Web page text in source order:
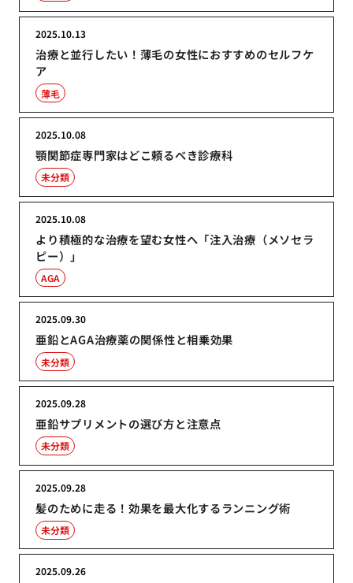
治療と並行したい！薄毛の女性におすすめのセルフケ
ア
2025.10.13
薄毛
顎関節症専門家はどこ頼るべき診療科
2025.10.08
未分類
より積極的な治療を望む女性へ「注入治療（メソセラ
ピー）」
2025.10.08
AGA
亜鉛とAGA治療薬の関係性と相乗効果
2025.09.30
未分類
亜鉛サプリメントの選び方と注意点
2025.09.28
未分類
髪のために走る！効果を最大化するランニング術
2025.09.28
未分類
2025.09.26